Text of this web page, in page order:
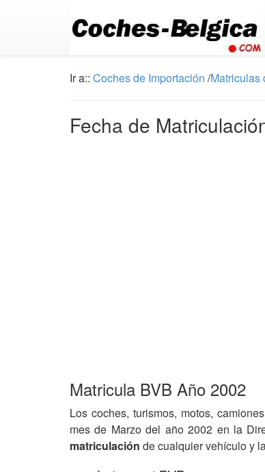
Ir a:: Coches de Importación /Matriculas
Fecha de
Matricula BVB Año 2002
Los coches, turismos, motos,
mes de Marzo del año 2002 en la
matriculación de cualquier vehículo y